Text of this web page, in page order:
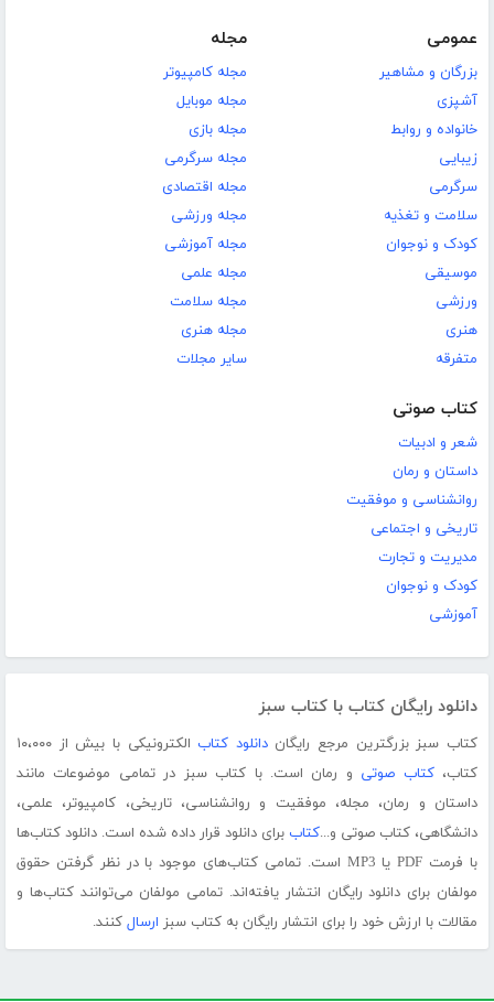
عمومی
بزرگان و مشاهیر
آشپزی
خانواده و روابط
زیبایی
سرگرمی
سلامت و تغذیه
کودک و نوجوان
موسیقی
ورزشی
هنری
متفرقه
مجله
مجله کامپیوتر
مجله موبایل
مجله بازی
مجله سرگرمی
مجله اقتصادی
مجله ورزشی
مجله آموزشی
مجله علمی
مجله سلامت
مجله هنری
سایر مجلات
کتاب صوتی
شعر و ادبیات
داستان و رمان
روانشناسی و موفقیت
تاریخی و اجتماعی
مدیریت و تجارت
کودک و نوجوان
آموزشی
دانلود رایگان کتاب با کتاب سبز
کتاب سبز بزرگترین مرجع رایگاندانلود کتاب
الکترونیکی با بیش از ۱۰،۰۰۰
کتاب،کتاب صوتی و رمان است. با کتاب سبز در تمامی موضوعات مانند
داستان و رمان، مجله، موفقیت و روانشناسی، تاریخی، کامپیوتر، علمی،
دانشگاهی، کتاب صوتی و...کتاب برای دانلود قرار داده شده است. دانلود کتاب‌ها
با فرمت PDF یا MP3 است. تمامی کتاب‌های موجود با در نظر گرفتن حقوق
مولفان برای دانلود رایگان انتشار یافته‌اند. تمامی مولفان می‌توانند کتاب‌ها و
مقالات با ارزش خود را برای انتشار رایگان به کتاب سبز ارسال کنند.